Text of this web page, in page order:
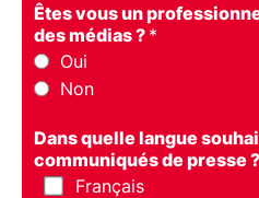
Êtes vous un
des médias ? *
Oui
Non
Dans quelle langue
communiqués de presse ?
Français